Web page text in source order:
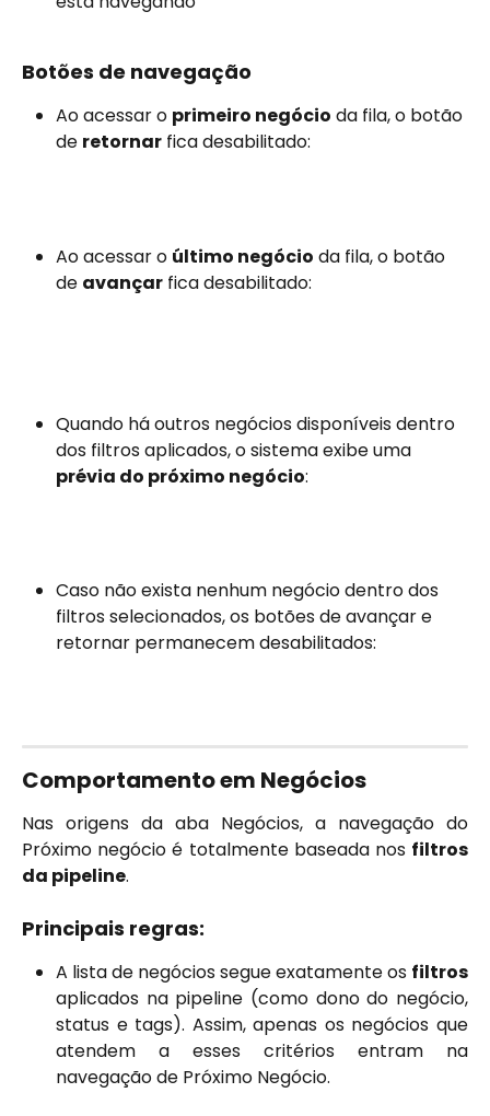
Botões de navegação
Ao acessar o primeiro negócio da fila, o botão
de retornar fica desabilitado:
Ao acessar o último negócio da fila, o botão
de avançar fica desabilitado:
Quando há outros negócios disponíveis dentro
dos filtros aplicados, o sistema exibe uma
prévia do próximo negócio:
Caso não exista nenhum negócio dentro dos
filtros selecionados, os botões de avançar e
retornar permanecem desabilitados:
Comportamento em Negócios
Nas origens da aba Negócios, a navegação do
Próximo negócio é totalmente baseada nos filtros
da pipeline.
Principais regras:
A lista de negócios segue exatamente os filtros
aplicados na pipeline (como dono do negócio,
status e tags). Assim, apenas os negócios que
atendem a esses critérios entram na
navegação de Próximo Negócio.